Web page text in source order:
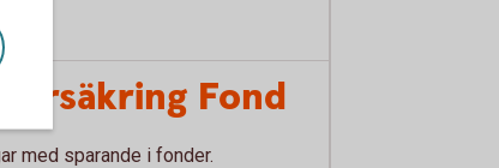
Fond
med sparande i fonder.